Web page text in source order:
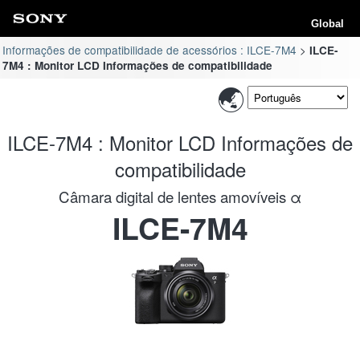
Global
Informações de compatibilidade de acessórios : ILCE-7M4
ILCE-
7M4 : Monitor LCD Informações de compatibilidade
ILCE-7M4 : Monitor LCD Informações de
compatibilidade
Câmara digital de lentes amovíveis α
ILCE-7M4